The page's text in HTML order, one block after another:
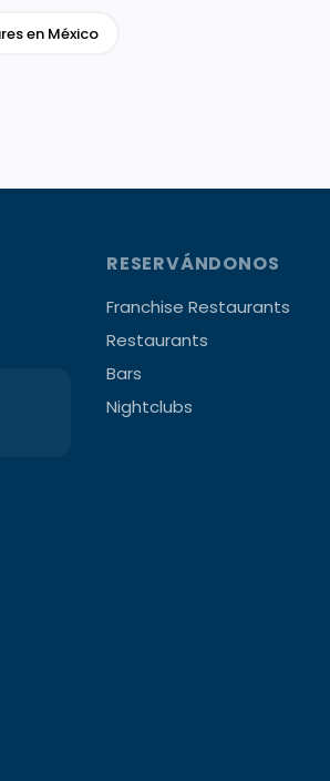
en México
RESERVÁNDONOS
Franchise Restaurants
Restaurants
Bars
Nightclubs